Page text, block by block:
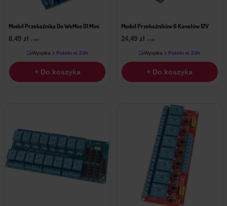
Moduł Przekaźnika Do WeMos D1 Mini
8,49 zł z VAT
Wysyłka z Polski w 24h
+ Do koszyka
Moduł Przekaźników 6 Kanałów 12V
24,49 zł z VAT
Wysyłka z Polski w 24h
+ Do koszyka